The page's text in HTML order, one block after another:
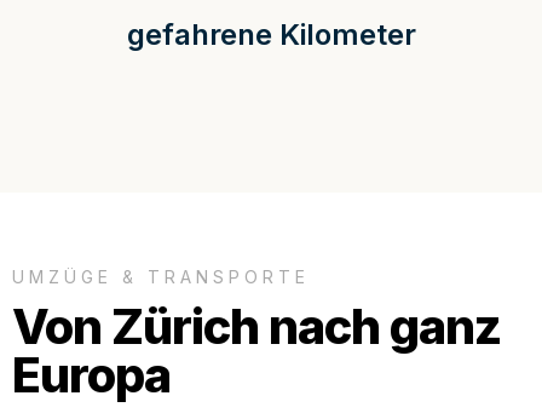
gefahrene Kilometer
UMZÜGE & TRANSPORTE
Von Zürich nach ganz
Europa